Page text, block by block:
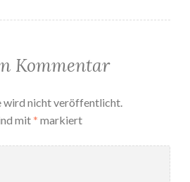
Kommentar
wird nicht veröffentlicht.
mit* markiert